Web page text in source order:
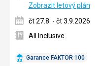
Garance FAKTOR 100
Zobrazit letový plán
čt 27.8. - čt 3.9.2026
All Inclusive